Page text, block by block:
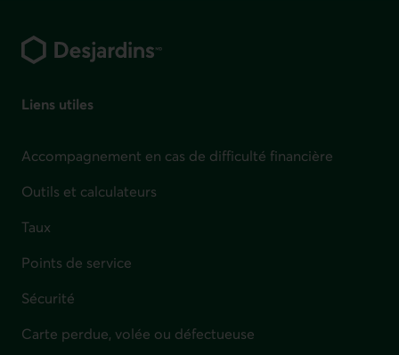
Liens utiles
Accompagnement en cas de difficulté financière
Outils et calculateurs
Taux
Points de service
Sécurité
Carte perdue, volée ou défectueuse